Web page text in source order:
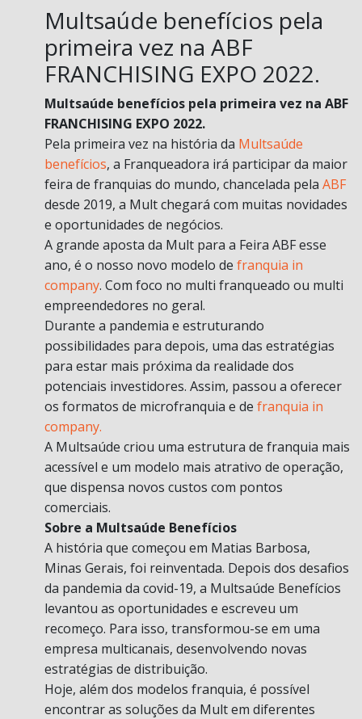
Multsaúde benefícios pela
primeira vez na ABF
FRANCHISING EXPO 2022.
Multsaúde benefícios pela primeira vez na ABF
FRANCHISING EXPO 2022.
Pela primeira vez na história da Multsaúde
benefícios, a Franqueadora irá participar da maior
feira de franquias do mundo, chancelada pela ABF
desde 2019, a Mult chegará com muitas novidades
e oportunidades de negócios.
A grande aposta da Mult para a Feira ABF esse
ano, é o nosso novo modelo de franquia in
company. Com foco no multi franqueado ou multi
empreendedores no geral.
Durante a pandemia e estruturando
possibilidades para depois, uma das estratégias
para estar mais próxima da realidade dos
potenciais investidores. Assim, passou a oferecer
os formatos de microfranquia e de franquia in
company.
A Multsaúde criou uma estrutura de franquia mais
acessível e um modelo mais atrativo de operação,
que dispensa novos custos com pontos
comerciais.
Sobre a Multsaúde Benefícios
A história que começou em Matias Barbosa,
Minas Gerais, foi reinventada. Depois dos desafios
da pandemia da covid-19, a Multsaúde Benefícios
levantou as oportunidades e escreveu um
recomeço. Para isso, transformou-se em uma
empresa multicanais, desenvolvendo novas
estratégias de distribuição.
Hoje, além dos modelos franquia, é possível
encontrar as soluções da Mult em diferentes